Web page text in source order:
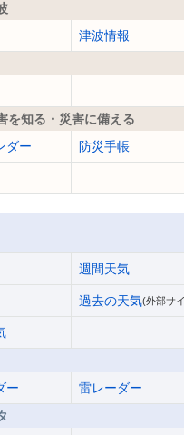
津波情報
を知る・災害に備える
ダー
防災手帳
週間天気
過去の天気(外部サ
ー
雷レーダー